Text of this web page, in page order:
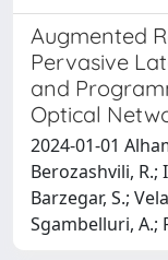
Augmented
Pervasive
and
Optical
2024-01-01
Berozashvili, R.;
Barzegar, S.;
Sgambelluri, A.;